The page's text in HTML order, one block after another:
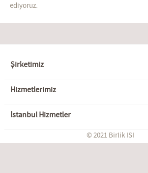
ediyoruz.
Şirketimiz
Hizmetlerimiz
İstanbul Hizmetler
© 2021 Birlik ISI